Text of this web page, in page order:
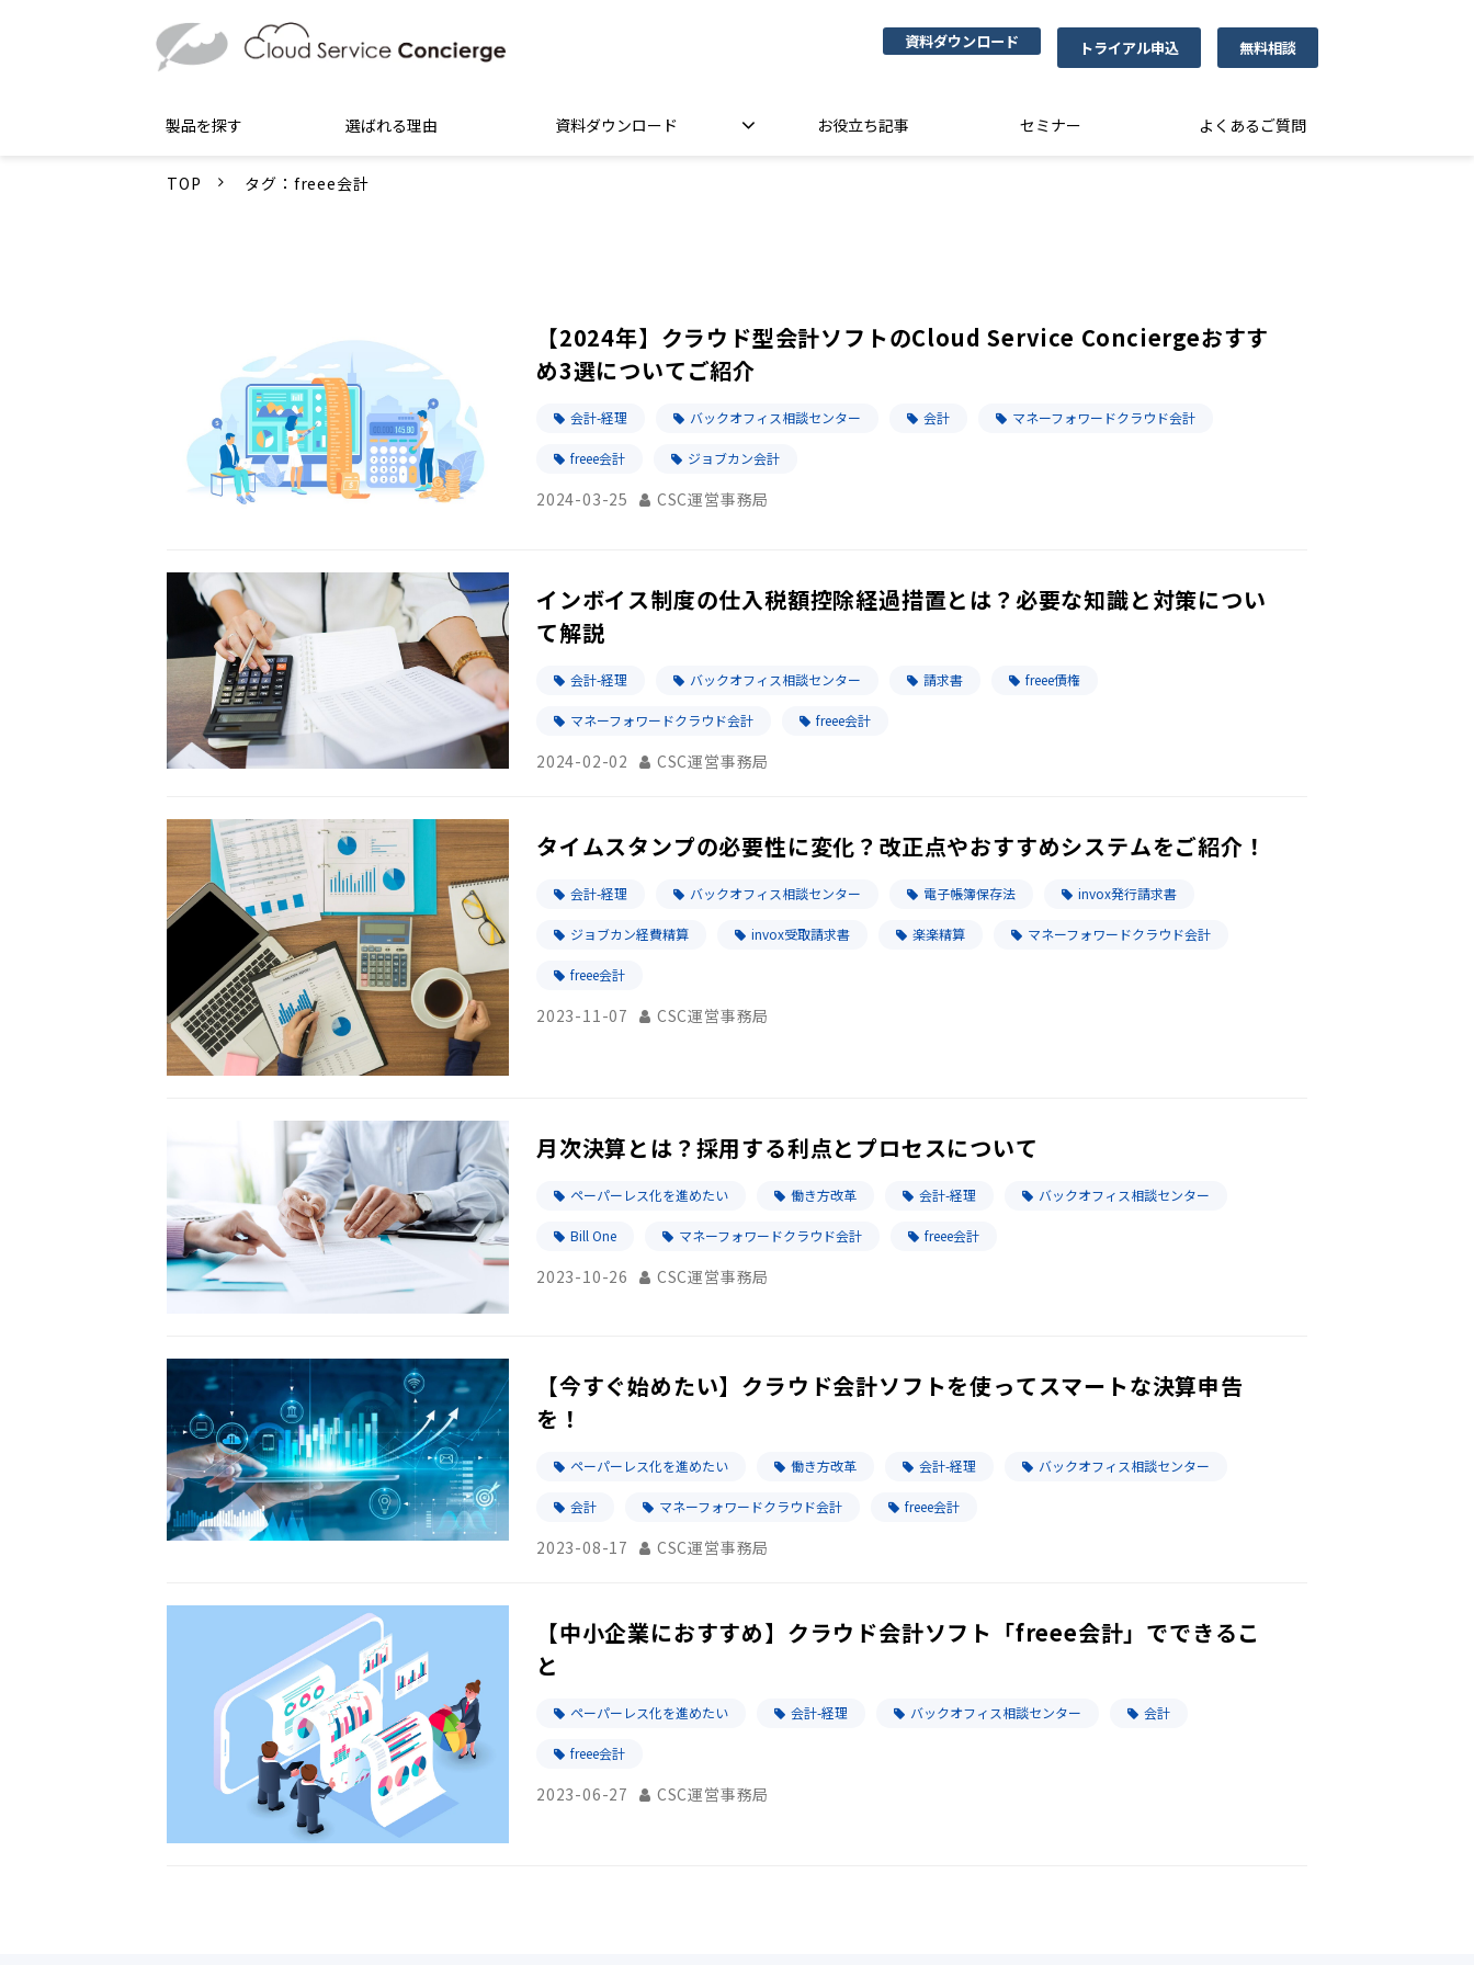
資料ダウンロード トライアル申込 無料相談
製品を探す 選ばれる理由 資料ダウンロード お役立ち記事 セミナー よくあるご質問
TOP タグ：freee会計
【2024年】クラウド型会計ソフトのCloud Service Conciergeおすす
め3選についてご紹介
会計-経理 バックオフィス相談センター 会計 マネーフォワードクラウド会計
freee会計 ジョブカン会計
2024-03-25 CSC運営事務局
インボイス制度の仕入税額控除経過措置とは？必要な知識と対策につい
て解説
会計-経理 バックオフィス相談センター 請求書 freee債権
マネーフォワードクラウド会計 freee会計
2024-02-02 CSC運営事務局
タイムスタンプの必要性に変化？改正点やおすすめシステムをご紹介！
会計-経理 バックオフィス相談センター 電子帳簿保存法 invox発行請求書
ジョブカン経費精算 invox受取請求書 楽楽精算 マネーフォワードクラウド会計
freee会計
2023-11-07 CSC運営事務局
月次決算とは？採用する利点とプロセスについて
ペーパーレス化を進めたい 働き方改革 会計-経理 バックオフィス相談センター
Bill One マネーフォワードクラウド会計 freee会計
2023-10-26 CSC運営事務局
【今すぐ始めたい】クラウド会計ソフトを使ってスマートな決算申告
を！
ペーパーレス化を進めたい 働き方改革 会計-経理 バックオフィス相談センター
会計 マネーフォワードクラウド会計 freee会計
2023-08-17 CSC運営事務局
【中小企業におすすめ】クラウド会計ソフト「freee会計」でできるこ
と
ペーパーレス化を進めたい 会計-経理 バックオフィス相談センター 会計
freee会計
2023-06-27 CSC運営事務局